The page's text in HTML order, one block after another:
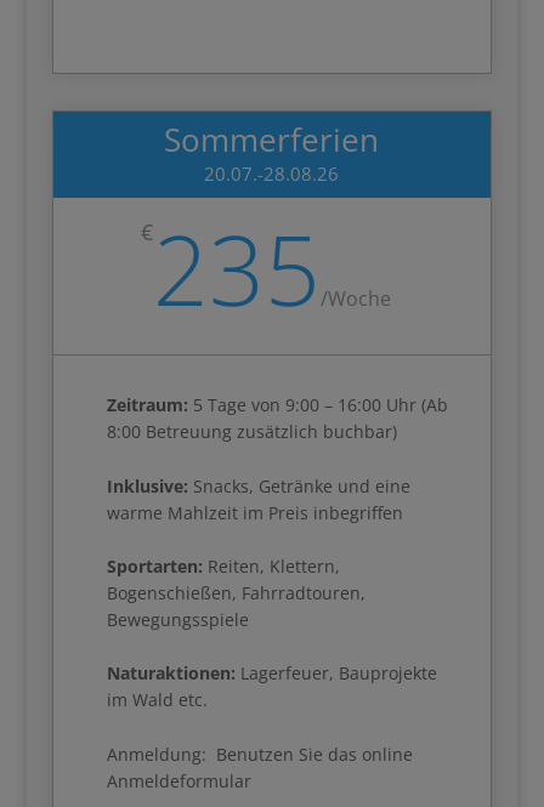
Sommerferien
20.07.-28.08.26
€235 /Woche
Zeitraum: 5 Tage von 9:00 – 16:00 Uhr (Ab
8:00 Betreuung zusätzlich buchbar)
Inklusive: Snacks, Getränke und eine
warme Mahlzeit im Preis inbegriffen
Sportarten: Reiten, Klettern,
Bogenschießen, Fahrradtouren,
Bewegungsspiele
Naturaktionen: Lagerfeuer, Bauprojekte
im Wald etc.
Anmeldung: Benutzen Sie das online
Anmeldeformular